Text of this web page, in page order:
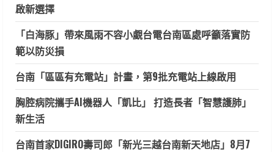
啟新選擇
「白海豚」帶來風雨不容小覷台電台南區處呼籲落實防
範以防災損
台南「區區有充電站」計畫，第9批充電站上線啟用
胸腔病院攜手AI機器人「凱比」 打造長者「智慧護肺」
新生活
台南首家DIGIRO壽司郎「新光三越台南新天地店」8月7